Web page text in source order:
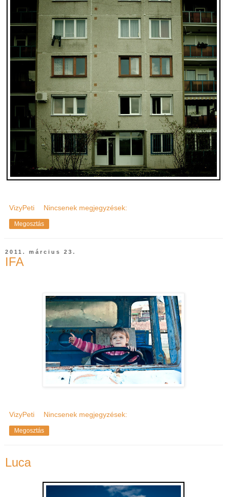
VizyPeti Nincsenek megjegyzések:
Megosztás
2011. március 23.
IFA
VizyPeti Nincsenek megjegyzések:
Megosztás
Luca